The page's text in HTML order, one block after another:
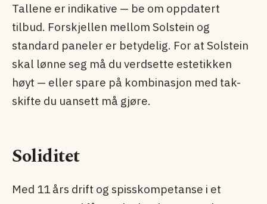
Tallene er indikative — be om oppdatert
tilbud. Forskjellen mellom Solstein og
standard paneler er betydelig. For at Solstein
skal lønne seg må du verdsette estetikken
høyt — eller spare på kombinasjon med tak-
skifte du uansett må gjøre.
Soliditet
Med 11 års drift og spisskompetanse i et